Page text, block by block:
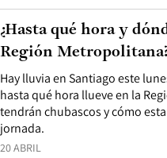
20 ABRIL
Hay lluvia en Santiago este
hasta qué hora llueve en la
tendrán chubascos y cómo
jornada.
¿Hasta qué hora y
Región